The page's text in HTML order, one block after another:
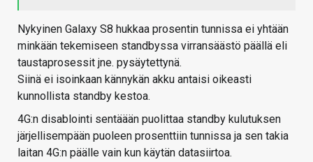
Nykyinen Galaxy S8 hukkaa prosentin tunnissa ei yhtään
minkään tekemiseen standbyssa virransäästö päällä eli
taustaprosessit jne. pysäytettynä.
Siinä ei isoinkaan kännykän akku antaisi oikeasti
kunnollista standby kestoa.
4G:n disablointi sentäään puolittaa standby kulutuksen
järjellisempään puoleen prosenttiin tunnissa ja sen takia
laitan 4G:n päälle vain kun käytän datasiirtoa.